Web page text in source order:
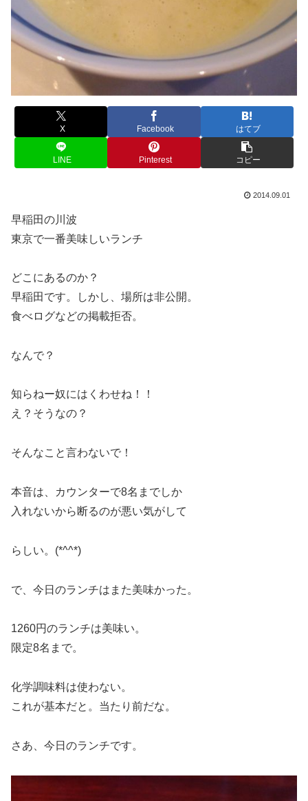
X Facebook はてブ
LINE Pinterest コピー
2014.09.01
早稲田の川波
東京で一番美味しいランチ
どこにあるのか？
早稲田です。しかし、場所は非公開。
食べログなどの掲載拒否。
なんで？
知らねー奴にはくわせね！！
え？そうなの？
そんなこと言わないで！
本音は、カウンターで8名までしか
入れないから断るのが悪い気がして
らしい。(*^^*)
で、今日のランチはまた美味かった。
1260円のランチは美味い。
限定8名まで。
化学調味料は使わない。
これが基本だと。当たり前だな。
さあ、今日のランチです。